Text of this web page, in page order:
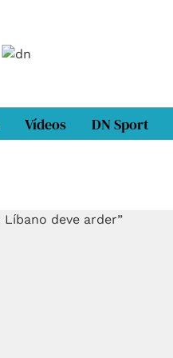
Vídeos DN Sport